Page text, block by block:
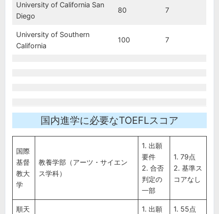
University of California San
Diego
80 7
University of Southern
California
100 7
国内進学に必要なTOEFLスコア
国際
基督
教大
学
教養学部（アーツ・サイエン
ス学科）
1. 出願
要件
2. 合否
判定の
一部
1. 79点
2. 基準ス
コアなし
順天
1. 出願
1. 55点